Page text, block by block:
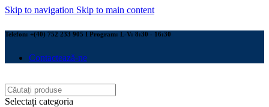
Skip to navigation Skip to main content
Telefon: +(40) 752 233 905 I Program: L-V: 8:30 - 16:30
Contactează-ne
Selectați categoria